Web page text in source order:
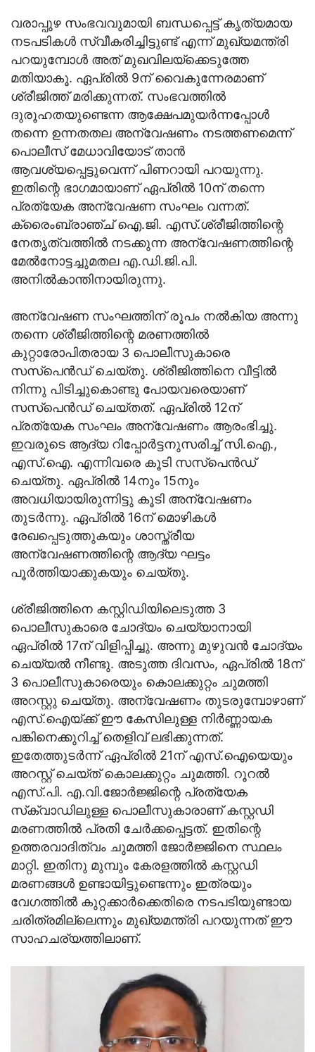
വരാപ്പുഴ സംഭവവുമായി ബന്ധപ്പെട്ട് കൃത്യമായ
നടപടികള്‍ സ്വീകരിച്ചിട്ടുണ്ട് എന്ന് മുഖ്യമന്ത്രി
പറയുമ്പോള്‍ അത് മുഖവിലയ്‌ക്കെടുത്തേ
മതിയാകൂ. ഏപ്രില്‍ 9ന് വൈകുന്നേരമാണ്
ശ്രീജിത്ത് മരിക്കുന്നത്. സംഭവത്തില്‍
ദുരൂഹതയുണ്ടെന്ന ആക്ഷേപമുയര്‍ന്നപ്പോള്‍
തന്നെ ഉന്നതതല അന്വേഷണം നടത്തണമെന്ന്
പൊലീസ് മേധാവിയോട് താന്‍
ആവശ്യപ്പെട്ടുവെന്ന് പിണറായി പറയുന്നു.
ഇതിന്റെ ഭാഗമായാണ് ഏപ്രില്‍ 10ന് തന്നെ
പ്രത്യേക അന്വേഷണ സംഘം വന്നത്.
ക്രൈംബ്രാഞ്ച് ഐ.ജി. എസ്.ശ്രീജിത്തിന്റെ
നേതൃത്വത്തില്‍ നടക്കുന്ന അന്വേഷണത്തിന്റെ
മേല്‍നോട്ടച്ചുമതല എ.ഡി.ജി.പി.
അനില്‍കാന്തിനായിരുന്നു.
അന്വേഷണ സംഘത്തിന് രൂപം നല്‍കിയ അന്നു
തന്നെ ശ്രീജിത്തിന്റെ മരണത്തില്‍
കുറ്റാരോപിതരായ 3 പൊലീസുകാരെ
സസ്‌പെന്‍ഡ് ചെയ്തു. ശ്രീജിത്തിനെ വീട്ടില്‍
നിന്നു പിടിച്ചുകൊണ്ടു പോയവരെയാണ്
സസ്‌പെന്‍ഡ് ചെയ്തത്. ഏപ്രില്‍ 12ന്
പ്രത്യേക സംഘം അന്വേഷണം ആരംഭിച്ചു.
ഇവരുടെ ആദ്യ റിപ്പോര്‍ട്ടനുസരിച്ച് സി.ഐ.,
എസ്.ഐ. എന്നിവരെ കൂടി സസ്‌പെന്‍ഡ്
ചെയ്തു. ഏപ്രില്‍ 14നും 15നും
അവധിയായിരുന്നിട്ടു കൂടി അന്വേഷണം
തുടര്‍ന്നു. ഏപ്രില്‍ 16ന് മൊഴികള്‍
രേഖപ്പെടുത്തുകയും ശാസ്ത്രീയ
അന്വേഷണത്തിന്റെ ആദ്യ ഘട്ടം
പൂര്‍ത്തിയാക്കുകയും ചെയ്തു.
ശ്രീജിത്തിനെ കസ്റ്റിഡിയിലെടുത്ത 3
പൊലീസുകാരെ ചോദ്യം ചെയ്യാനായി
ഏപ്രില്‍ 17ന് വിളിപ്പിച്ചു. അന്നു മുഴുവന്‍ ചോദ്യം
ചെയ്യല്‍ നീണ്ടു. അടുത്ത ദിവസം, ഏപ്രില്‍ 18ന്
3 പൊലീസുകാരെയും കൊലക്കുറ്റം ചുമത്തി
അറസ്റ്റു ചെയ്തു. അന്വേഷണം തുടരുമ്പോഴാണ്
എസ്.ഐയ്ക്ക് ഈ കേസിലുള്ള നിര്‍ണ്ണായക
പങ്കിനെക്കുറിച്ച് തെളിവ് ലഭിക്കുന്നത്.
ഇതേത്തുടര്‍ന്ന് ഏപ്രില്‍ 21ന് എസ്.ഐയെയും
അറസ്റ്റ് ചെയ്ത് കൊലക്കുറ്റം ചുമത്തി. റൂറല്‍
എസ്.പി. എ.വി.ജോര്‍ജ്ജിന്റെ പ്രത്യേക
സ്‌ക്വാഡിലുള്ള പൊലീസുകാരാണ് കസ്റ്റഡി
മരണത്തില്‍ പ്രതി ചേര്‍ക്കപ്പെട്ടത്. ഇതിന്റെ
ഉത്തരവാദിത്വം ചുമത്തി ജോര്‍ജ്ജിനെ സ്ഥലം
മാറ്റി. ഇതിനു മുമ്പും കേരളത്തില്‍ കസ്റ്റഡി
മരണങ്ങള്‍ ഉണ്ടായിട്ടുണ്ടെന്നും ഇത്രയും
വേഗത്തില്‍ കുറ്റക്കാര്‍ക്കെതിരെ നടപടിയുണ്ടായ
ചരിത്രമില്ലെന്നും മുഖ്യമന്ത്രി പറയുന്നത് ഈ
സാഹചര്യത്തിലാണ്.